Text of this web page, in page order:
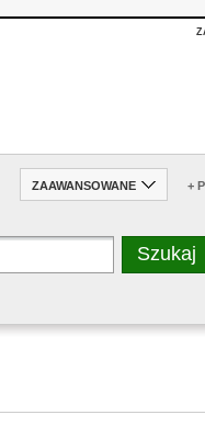
ZAAWANSOWANE +